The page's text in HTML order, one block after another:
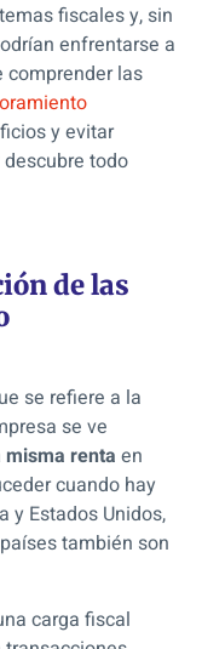
fiscales y, sin
enfrentarse a
comprender las
y evitar
todo
de las
se refiere a la
se ve
renta en
cuando hay
y Estados Unidos,
también son
carga fiscal